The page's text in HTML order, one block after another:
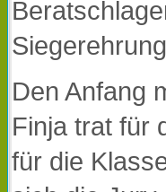
Den Anfang
Finja trat für
für die